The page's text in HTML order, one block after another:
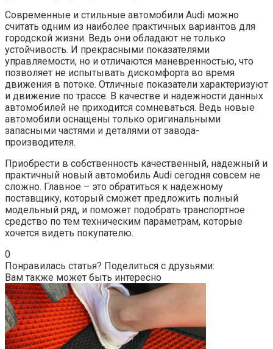
Современные и стильные автомобили Audi можно
считать одним из наиболее практичных вариантов для
городской жизни. Ведь они обладают не только
устойчивость. И прекрасными показателями
управляемости, но и отличаются маневренностью, что
позволяет не испытывать дискомфорта во время
движения в потоке. Отличные показатели характеризуют
и движение по трассе. В качестве и надежности данных
автомобилей не приходится сомневаться. Ведь новые
автомобили оснащены только оригинальными
запасными частями и деталями от завода-
производителя.
Приобрести в собственность качественный, надежный и
практичный новый автомобиль Audi сегодня совсем не
сложно. Главное – это обратиться к надежному
поставщику, который сможет предложить полный
модельный ряд, и поможет подобрать транспортное
средство по тем техническим параметрам, которые
хочется видеть покупателю.
0
Понравилась статья? Поделиться с друзьями:
Вам также может быть интересно